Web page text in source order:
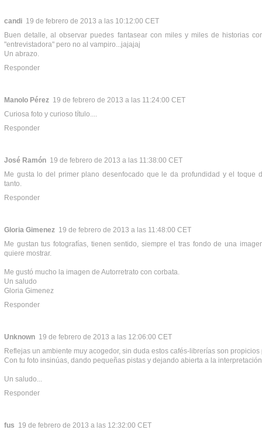
candi 19 de febrero de 2013 a las 10:12:00 CET
Buen detalle, al observar puedes fantasear con miles y miles de historias
"entrevistadora" pero no al vampiro...jajajaj
Un abrazo.
Responder
Manolo Pérez 19 de febrero de 2013 a las 11:24:00 CET
Curiosa foto y curioso título....
Responder
José Ramón 19 de febrero de 2013 a las 11:38:00 CET
Me gusta lo del primer plano desenfocado que le da profundidad y el toque
tanto.
Responder
Gloria Gimenez 19 de febrero de 2013 a las 11:48:00 CET
Me gustan tus fotografías, tienen sentido, siempre el tras fondo de una
quiere mostrar.
Me gustó mucho la imagen de Autorretrato con corbata.
Un saludo
Gloria Gimenez
Responder
Unknown 19 de febrero de 2013 a las 12:06:00 CET
Reflejas un ambiente muy acogedor, sin duda estos cafés-librerías son propicios
Con tu foto insinúas, dando pequeñas pistas y dejando abierta a la interpretación
Un saludo...
Responder
fus 19 de febrero de 2013 a las 12:32:00 CET